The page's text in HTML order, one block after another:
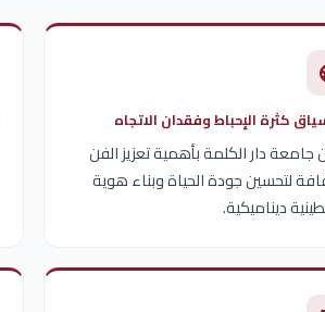
كثرة الإحباط وفقدان الاتجاه
جامعة دار الكلمة بأهمية تعزيز الفن
لتحسين جودة الحياة وبناء هوية
ديناميكية.